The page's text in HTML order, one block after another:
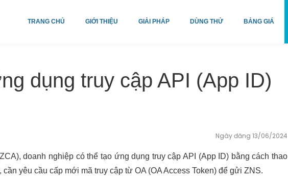
TRANG CHỦ GIỚI THIỆU GIẢI PHÁP DÙNG THỬ BẢNG GIÁ
dụng truy cập API (App ID)
Ngày đăng 13/06/2024
doanh nghiệp có thể tạo ứng dụng truy cập API (App ID) bằng cách thao
yêu cầu cấp mới mã truy cập từ OA (OA Access Token) để gửi ZNS.